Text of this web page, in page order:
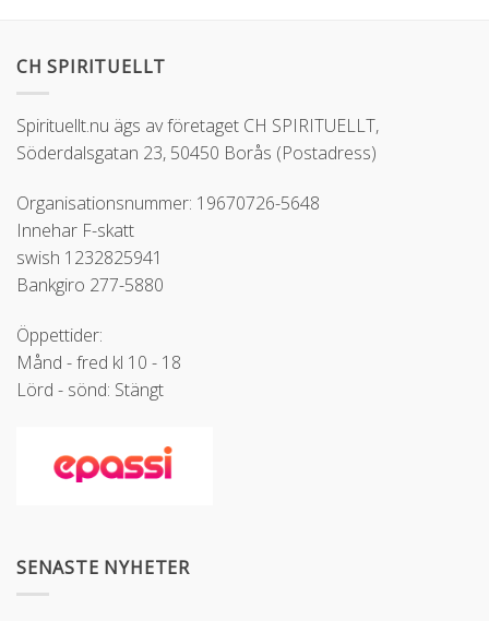
CH SPIRITUELLT
Spirituellt.nu ägs av företaget CH SPIRITUELLT,
Söderdalsgatan 23, 50450 Borås (Postadress)
Organisationsnummer: 19670726-5648
Innehar F-skatt
swish 1232825941
Bankgiro 277-5880
Öppettider:
Månd - fred kl 10 - 18
Lörd - sönd: Stängt
SENASTE NYHETER